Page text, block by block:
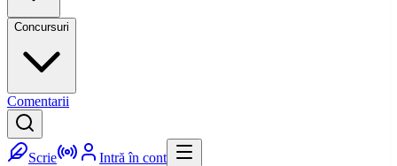
Concursuri
Comentarii
Scrie Intră în cont